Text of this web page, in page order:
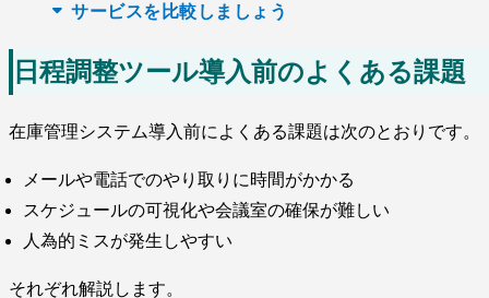
サービスを比較しましょう
日程調整ツール導入前のよくある課題
在庫管理システム導入前によくある課題は次のとおりです。
メールや電話でのやり取りに時間がかかる
スケジュールの可視化や会議室の確保が難しい
人為的ミスが発生しやすい
それぞれ解説します。